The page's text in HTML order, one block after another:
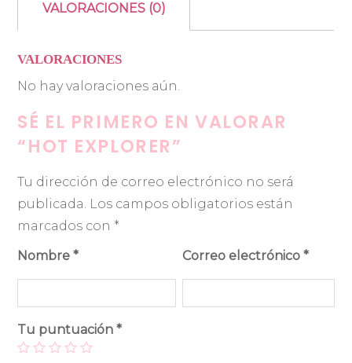
VALORACIONES (0)
VALORACIONES
No hay valoraciones aún.
SÉ EL PRIMERO EN VALORAR
“HOT EXPLORER”
Tu dirección de correo electrónico no será
publicada. Los campos obligatorios están
marcados con *
Nombre* Correo electrónico*
Tu puntuación*